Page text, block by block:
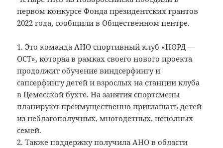
первом конкурсе Фонда президентских грантов
2022 года, сообщили в Общественном центре.
1. Это команда АНО спортивный клуб «НОРД —
ОСТ», которая в рамках своего нового проекта
продолжит обучение виндсерфингу и
сапсерфингу детей и взрослых на станции клуба
в Цемесской бухте. На занятия спортсмены
планируют преимущественно приглашать детей
из неблагополучных, многодетных, неполных
семей.
2. Также поддержку получила АНО в области